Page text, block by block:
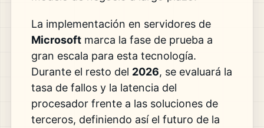
La implementación en servidores de
Microsoftmarca la fase de prueba a
gran escala para esta tecnología.
Durante el resto del 2026, se evaluará la
tasa de fallos y la latencia del
procesador frente a las soluciones de
terceros, definiendo así el futuro de la